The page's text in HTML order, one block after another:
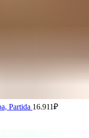
Partida 16.911₽